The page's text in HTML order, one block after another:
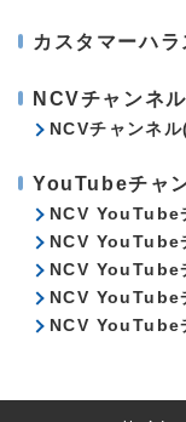
カスタマーハ
NCVチャンネル
NCVチャンネ
YouTubeチャ
NCV YouTube
NCV YouTube
NCV YouTube
NCV YouTube
NCV YouTube